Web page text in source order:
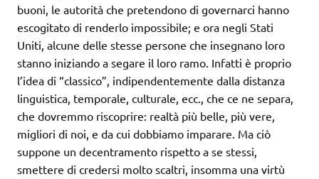
buoni, le autorità che pretendono di governarci hanno
escogitato di renderlo impossibile; e ora negli Stati
Uniti, alcune delle stesse persone che insegnano loro
stanno iniziando a segare il loro ramo. Infatti è proprio
l’idea di “classico”, indipendentemente dalla distanza
linguistica, temporale, culturale, ecc., che ce ne separa,
che dovremmo riscoprire: realtà più belle, più vere,
migliori di noi, e da cui dobbiamo imparare. Ma ciò
suppone un decentramento rispetto a se stessi,
smettere di credersi molto scaltri, insomma una virtù